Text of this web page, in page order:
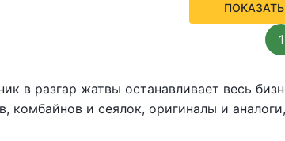
1
в разгар жатвы останавливает весь
комбайнов и сеялок, оригиналы и